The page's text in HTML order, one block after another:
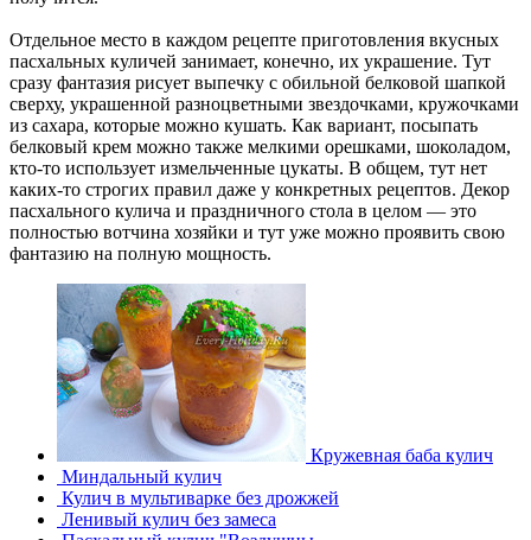
Отдельное место в каждом рецепте приготовления вкусных
пасхальных куличей занимает, конечно, их украшение. Тут
сразу фантазия рисует выпечку с обильной белковой шапкой
сверху, украшенной разноцветными звездочками, кружочками
из сахара, которые можно кушать. Как вариант, посыпать
белковый крем можно также мелкими орешками, шоколадом,
кто-то использует измельченные цукаты. В общем, тут нет
каких-то строгих правил даже у конкретных рецептов. Декор
пасхального кулича и праздничного стола в целом — это
полностью вотчина хозяйки и тут уже можно проявить свою
фантазию на полную мощность.
Кружевная баба кулич
Миндальный кулич
Кулич в мультиварке без дрожжей
Ленивый кулич без замеса